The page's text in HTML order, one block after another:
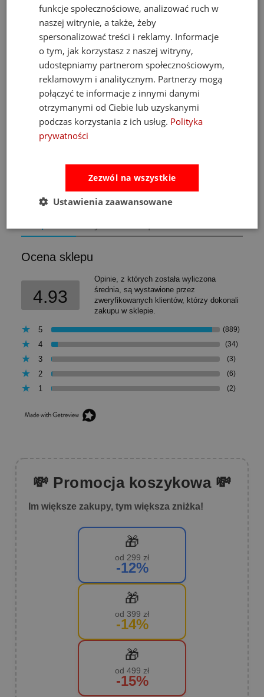
Fat Brain Toys dmuchawa do piłek Air Toobz
489,00 zł
Cena regularna:526,00 zł
Ocena sklepu
4.93
Opinie, z których została wyliczona
średnia, są wystawione przez
zweryfikowanych klientów, którzy dokonali
zakupu w sklepie.
5 (889)
4 (34)
3 (3)
2 (6)
1 (2)
💸 Promocja koszykowa 💸
Im większe zakupy, tym większa zniżka!
🎁
od 299 zł
-12%
🎁
od 399 zł
-14%
🎁
od 499 zł
-15%
funkcje społecznościowe, analizować ruch w
naszej witrynie, a także, żeby
spersonalizować treści i reklamy. Informacje
o tym, jak korzystasz z naszej witryny,
udostępniamy partnerom społecznościowym,
reklamowym i analitycznym. Partnerzy mogą
połączyć te informacje z innymi danymi
otrzymanymi od Ciebie lub uzyskanymi
podczas korzystania z ich usług. Polityka
prywatności
Zezwól na wszystkie
Ustawienia zaawansowane